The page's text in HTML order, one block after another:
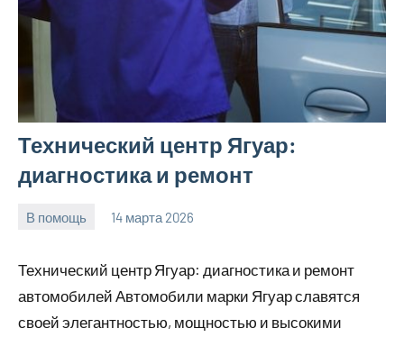
Технический центр Ягуар:
диагностика и ремонт
В помощь 14 марта 2026
Технический центр Ягуар: диагностика и ремонт
автомобилей Автомобили марки Ягуар славятся
своей элегантностью, мощностью и высокими